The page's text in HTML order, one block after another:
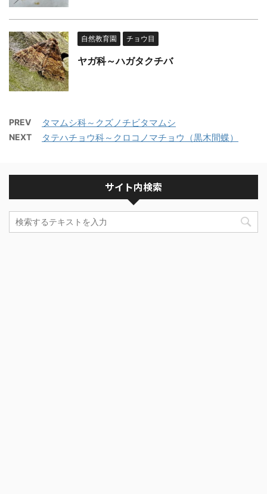
自然教育園 チョウ目
ヤガ科～ハガタクチバ
PREV タマムシ科～クズノチビタマムシ
NEXT タテハチョウ科～クロコノマチョウ（黒木間蝶）
サイト内検索